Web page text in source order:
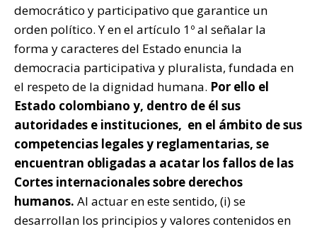
democrático y participativo que garantice un
orden político. Y en el artículo 1º al señalar la
forma y caracteres del Estado enuncia la
democracia participativa y pluralista, fundada en
el respeto de la dignidad humana. Por ello el
Estado colombiano y, dentro de él sus
autoridades e instituciones, en el ámbito de sus
competencias legales y reglamentarias, se
encuentran obligadas a acatar los fallos de las
Cortes internacionales sobre derechos
humanos. Al actuar en este sentido, (i) se
desarrollan los principios y valores contenidos en